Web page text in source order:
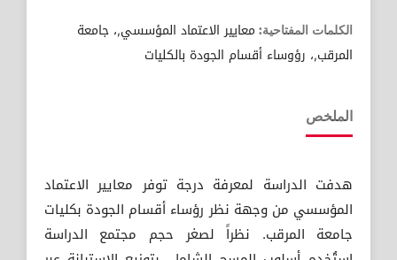
الكلمات المفتاحية: معايير الاعتماد المؤسسي,، جامعة
المرقب,، رؤوساء أقسام الجودة بالكليات
الملخص
هدفت الدراسة لمعرفة درجة توفر معايير الاعتماد
المؤسسي من وجهة نظر رؤساء أقسام الجودة بكليات
جامعة المرقب. نظراً لصغر حجم مجتمع الدراسة